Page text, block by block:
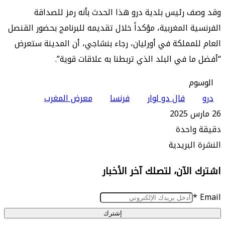
رئيس بلدية درو هذا الحدث بأنه رمز للصداقة
المغربية، مؤكداً خلال تقديمه للبرنامج بحضور القنصل
في أورليان، رجاء بنشاجي، أن المدينة ستعرض
في البلد الذي تربطنا به علاقات قوية”.
فال دو لوار
فرنسا
معرض المغرب
لتصلك آخر الأخبار